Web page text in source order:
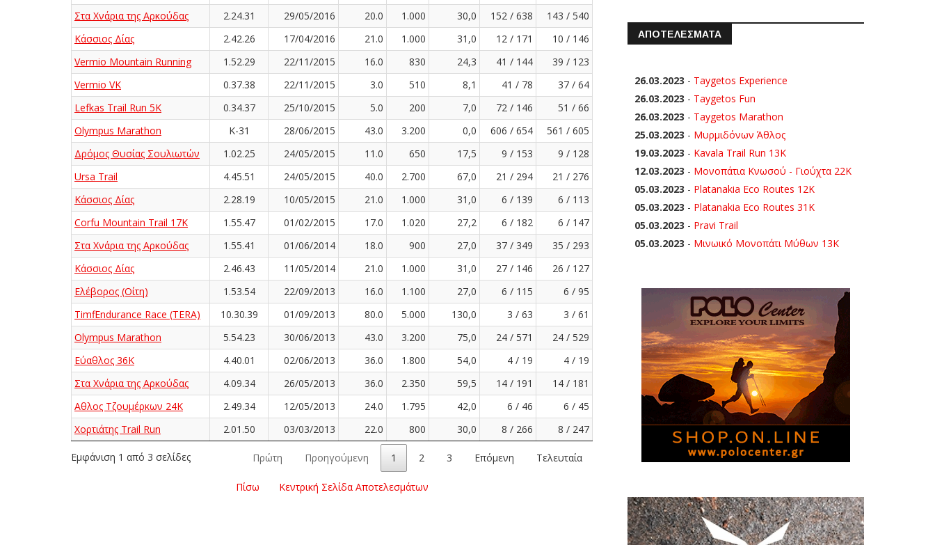
Στα Χνάρια της Αρκούδας
2.24.31 29/05/2016 20.0 1.000 30,0 152 / 638
143 / 540
Κάσσιος Δίας
2.42.26 17/04/2016 21.0 1.000 31,0 12 / 171
10 / 146
Vermio Mountain Running
1.52.29 22/11/2015 16.0 830 24,3 41 / 144
39 / 123
Vermio VK
0.37.38 22/11/2015 3.0 510 8,1 41 / 78
37 / 64
Lefkas Trail Run 5K
0.34.37 25/10/2015 5.0 200 7,0 72 / 146
51 / 66
Olympus Marathon
K-31 28/06/2015 43.0 3.200 0,0 606 / 654
561 / 605
Δρόμος Θυσίας Σουλιωτών
1.02.25 24/05/2015 11.0 650 17,5 9 / 153
9 / 128
Ursa Trail
4.45.51 24/05/2015 40.0 2.700 67,0 21 / 294
21 / 276
Κάσσιος Δίας
2.28.19 10/05/2015 21.0 1.000 31,0 6 / 139
6 / 113
Corfu Mountain Trail 17K
1.55.47 01/02/2015 17.0 1.020 27,2 6 / 182
6 / 147
Στα Χνάρια της Αρκούδας
1.55.41 01/06/2014 18.0 900 27,0 37 / 349
35 / 293
Κάσσιος Δίας
2.46.43 11/05/2014 21.0 1.000 31,0 27 / 146
26 / 127
Ελέβορος (Οίτη)
1.53.54 22/09/2013 16.0 1.100 27,0 6 / 115
6 / 95
Timfi Endurance Race (TERA)
10.30.39 01/09/2013 80.0 5.000 130,0 3 / 63
3 / 61
Olympus Marathon
5.54.23 30/06/2013 43.0 3.200 75,0 24 / 571
24 / 529
Εύαθλος 36K
4.40.01 02/06/2013 36.0 1.800 54,0 4 / 19
4 / 19
Στα Χνάρια της Αρκούδας
4.09.34 26/05/2013 36.0 2.350 59,5 14 / 191
14 / 181
Αθλος Τζουμέρκων 24Κ
2.49.34 12/05/2013 24.0 1.795 42,0 6 / 46
6 / 45
Χορτιάτης Trail Run
2.01.50 03/03/2013 22.0 800 30,0 8 / 266 8 / 247
Εμφάνιση 1 από 3 σελίδες Πρώτη Προηγούμενη 1 2 3 Επόμενη Τελευταία
Πίσω Κεντρική Σελίδα Αποτελεσμάτων
ΑΠΟΤΕΛΕΣΜΑΤΑ
26.03.2023 - Taygetos Experience
26.03.2023 - Taygetos Fun
26.03.2023 - Taygetos Marathon
25.03.2023 - Μυρμιδόνων Άθλος
19.03.2023 - Kavala Trail Run 13K
12.03.2023 - Μονοπάτια Κνωσού - Γιούχτα 22Κ
05.03.2023 - Platanakia Eco Routes 12K
05.03.2023 - Platanakia Eco Routes 31K
05.03.2023 - Pravi Trail
05.03.2023 - Μινωικό Μονοπάτι Μύθων 13Κ